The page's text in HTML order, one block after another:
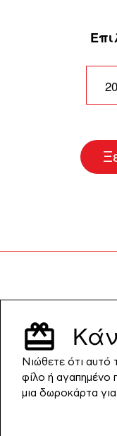
Νιώθετε ότι αυτό
φίλο ή
μια δωροκάρτα